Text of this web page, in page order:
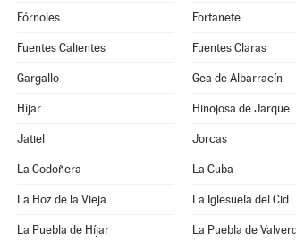
Fórnoles Fortanete
Fuentes Calientes Fuentes Claras
Gargallo Gea de Albarracín
Híjar Hinojosa de Jarque
Jatiel Jorcas
La Codoñera La Cuba
La Hoz de la Vieja La Iglesuela del Cid
La Puebla de Híjar La Puebla de